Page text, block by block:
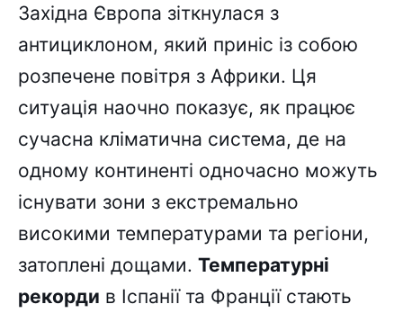
Західна Європа зіткнулася з
антициклоном, який приніс із собою
розпечене повітря з Африки. Ця
ситуація наочно показує, як працює
сучасна кліматична система, де на
одному континенті одночасно можуть
існувати зони з екстремально
високими температурами та регіони,
затоплені дощами. Температурні
рекорди в Іспанії та Франції стають